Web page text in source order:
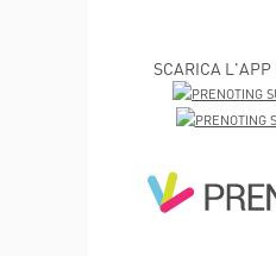
SCARICA L'APP